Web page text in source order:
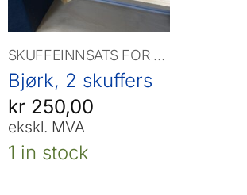
SKUFFEINNSATS FOR SKAP
Bjørk, 2 skuffers
kr250,00
ekskl. MVA
1 in stock